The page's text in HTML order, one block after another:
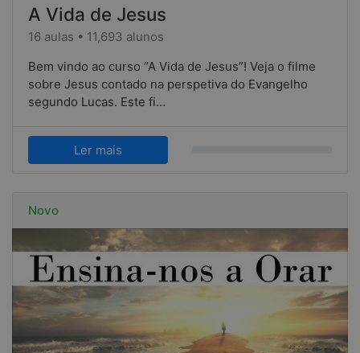
A Vida de Jesus
16 aulas • 11,693 alunos
Bem vindo ao curso “A Vida de Jesus”! Veja o filme
sobre Jesus contado na perspetiva do Evangelho
segundo Lucas. Este fi…
Ler mais
Novo